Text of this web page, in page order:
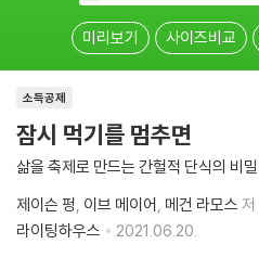
미리보기 사이즈비교
소득공제
잠시 먹기를 멈추면
삶을 축제로 만드는 간헐적 단식의 비밀
제이슨 펑 이브 메이어 메건 라모스 저
라이팅하우스
2021.06.20.